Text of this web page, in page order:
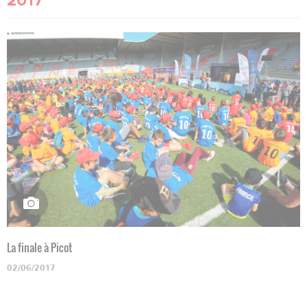
La finale à Picot
02/06/2017